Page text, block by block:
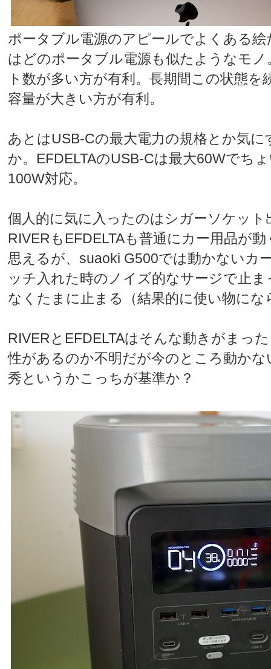
ポータブル電源のアピールでよくある
はどのポータブル電源も似たようなモ
ト数が多い方が有利。長期間この状態
容量が大きい方が有利。
あとはUSB-Cの最大電力の規格とか気
か。EFDELTAのUSB-Cは最大60Wでち
100W対応。
個人的に気に入ったのはシガーソケット
RIVERもEFDELTAも普通にカー用品が
思えるが、suaoki G500では動かないカ
ッチ入れた時のノイズ的なサージで止
なくたまに止まる（結果的に使い物にな
RIVERとEFDELTAはそんな動きがまっ
性があるのか不明だが今のところ動か
秀というかこっちが基準か？